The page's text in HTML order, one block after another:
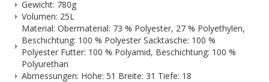
Gewicht: 780g
Volumen: 25L
Material: Obermaterial: 73 % Polyester, 27 % Polyethylen,
Beschichtung: 100 % Polyester Sacktasche: 100 %
Polyester Futter: 100 % Polyamid, Beschichtung: 100 %
Polyurethan
Abmessungen: Höhe: 51 Breite: 31 Tiefe: 18